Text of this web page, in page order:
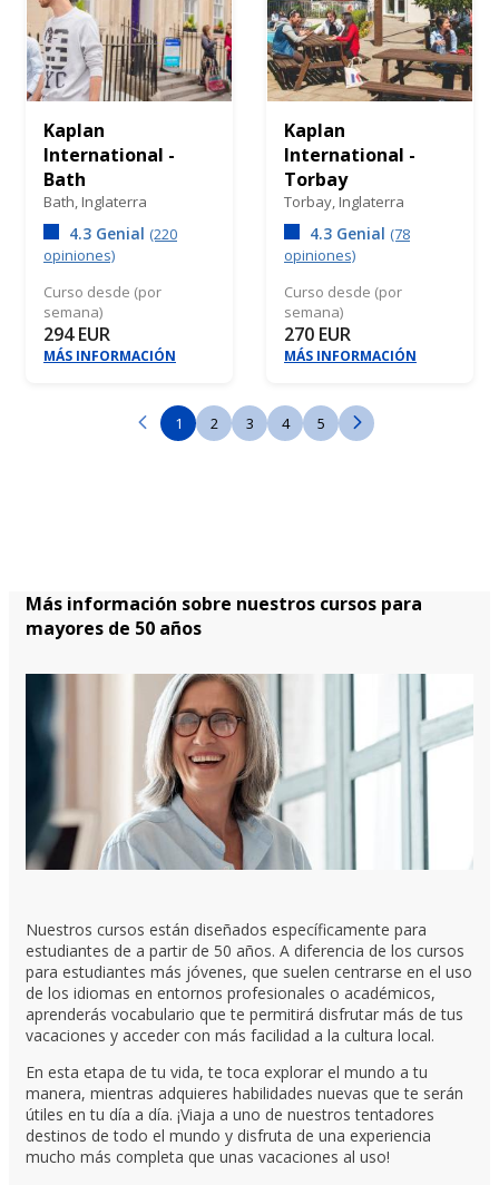
Kaplan
International -
Bath
Bath, Inglaterra
4.3 Genial (220
opiniones)
Curso desde (por
semana)
294 EUR
MÁS INFORMACIÓN
Kaplan
International -
Torbay
Torbay, Inglaterra
4.3 Genial (78
opiniones)
Curso desde (por
semana)
270 EUR
MÁS INFORMACIÓN
1 2 3 4 5
Más información sobre nuestros cursos para
mayores de 50 años
Nuestros cursos están diseñados específicamente para
estudiantes de a partir de 50 años. A diferencia de los cursos
para estudiantes más jóvenes, que suelen centrarse en el uso
de los idiomas en entornos profesionales o académicos,
aprenderás vocabulario que te permitirá disfrutar más de tus
vacaciones y acceder con más facilidad a la cultura local.
En esta etapa de tu vida, te toca explorar el mundo a tu
manera, mientras adquieres habilidades nuevas que te serán
útiles en tu día a día. ¡Viaja a uno de nuestros tentadores
destinos de todo el mundo y disfruta de una experiencia
mucho más completa que unas vacaciones al uso!